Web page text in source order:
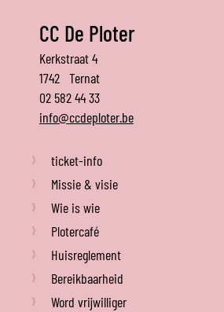
CC De Ploter
De
Ploter
Adres
Kerkstraat 4
1742 Ternat
Tel.
02 582 44 33
E-
info@ccdeploter.be
ticket-info
Missie & visie
Wie is wie
Plotercafé
Huisreglement
Bereikbaarheid
Word vrijwilliger